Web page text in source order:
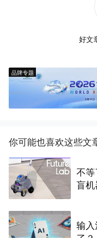
好文
品牌专题
你可能也喜欢这些文
不
盲机
输